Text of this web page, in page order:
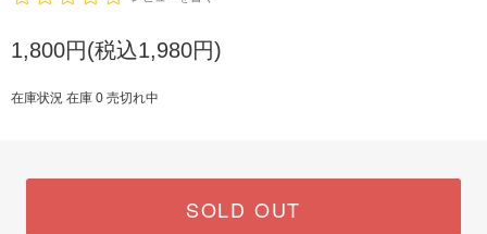
1,800円(税込1,980円)
在庫状況 在庫 0 売切れ中
SOLD OUT